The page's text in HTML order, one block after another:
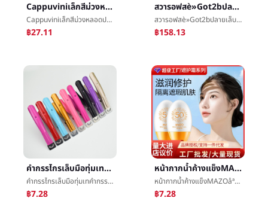
Cappuviniเล็กสีม่วงหลอดปกข้อบกพร่องของเหลวปกดาษพิมพ์ความหมองคล้ำสินค้าจีนประทิ่นนักเรียนงานเลี้ยงปกข้อบกพร่องของเหลวแต่งหน้า
Cappuviniเล็กสีม่วงหลอดปกข้อบกพร่องของเหลวปกดาษพิมพ์ความหมองคล้ำสินค้าจีนประทิ่นนักเรียนงานเลี้ยงปกข้อบกพร่องของเหลวแต่งหน้า
฿27.11
สวารอฟสè»Got2bปลายเล็บชุดแบบชนิดขี้ผึ้ง100gผู้ชายå®ชนิดสเปรย์ฉีดผมกลิ่นหอมผมซื้อในนามของ
สวารอฟสè»Got2bปลายเล็บชุดแบบชนิดขี้ผึ้ง100gผู้ชายå®ชนิดสเปรย์ฉีดผมกลิ่นหอมผมซื้อในนามของ
฿158.13
คำกรรไกรเล็บมือทุ่มเทคำกรรไกรเล็บสินค้าคำกรรไกรฝรั่งเศสเล็บมือกรรไกรจำนวนใหญ่กอง
คำกรรไกรเล็บมือทุ่มเทคำกรรไกรเล็บสินค้าคำกรรไกรฝรั่งเศสเล็บมือกรรไกรจำนวนใหญ่กอง
฿7.28
หน้ากากน้ำค้างแข็งMAZOåªบำรุงรักษายุโรปรวยหน้ากากน้ำค้างแข็งการเสริมกำลังให้ความชุ่มชื้นรวยความเหงาหน้ากากน้ำค้างแข็งชิ้นในนามของ
หน้ากากน้ำค้างแข็งMAZOåªบำรุงรักษายุโรปรวยหน้ากากน้ำค้างแข็งการเสริมกำลังให้ความชุ่มชื้นรวยความเหงาหน้ากากน้ำค้างแข็งชิ้นในนามของ
฿7.28